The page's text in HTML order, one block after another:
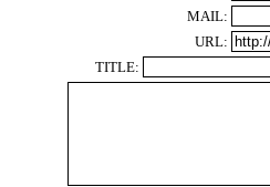
MAIL:
URL:
TITLE: